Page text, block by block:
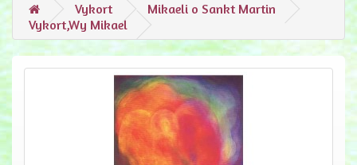
Vykort
Mikaeli o Sankt Martin
Vykort,Wy Mikael